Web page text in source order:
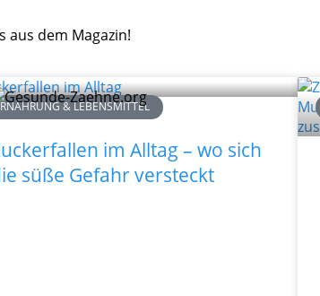
aus dem Magazin!
& LEBENSMITTEL
im Alltag – wo sich
süße Gefahr versteckt